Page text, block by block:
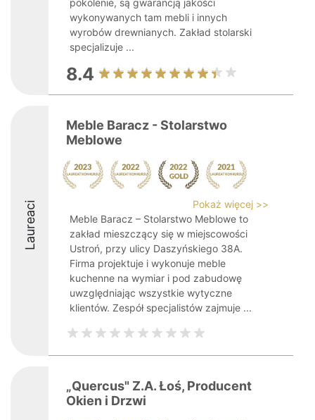
pokolenie, są gwarancją jakości
wykonywanych tam mebli i innych
wyrobów drewnianych. Zakład stolarski
specjalizuje ...
8.4
Laureaci
Meble Baracz - Stolarstwo
Meblowe
Pokaż więcej >>
Meble Baracz – Stolarstwo Meblowe to
zakład mieszczący się w miejscowości
Ustroń, przy ulicy Daszyńskiego 38A.
Firma projektuje i wykonuje meble
kuchenne na wymiar i pod zabudowę
uwzględniając wszystkie wytyczne
klientów. Zespół specjalistów zajmuje ...
„Quercus" Z.A. Łoś, Producent
Okien i Drzwi